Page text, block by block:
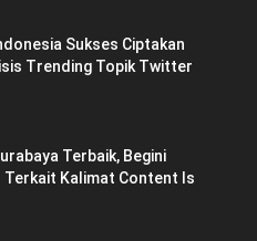
Sukses Ciptakan
Trending Topik Twitter
Terbaik, Begini
Terkait Kalimat Content Is